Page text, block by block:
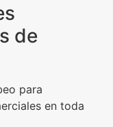
de
para
en toda